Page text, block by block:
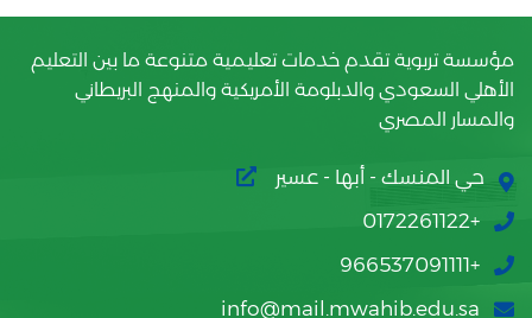
مؤسسة تربوية تقدم خدمات تعليمية متنوعة ما بين التعليم
الأهلي السعودي والدبلومة الأمريكية والمنهج البريطاني
والمسار المصري
حي المنسك - أبها - عسير
+0172261122
+966537091111
info@mail.mwahib.edu.sa